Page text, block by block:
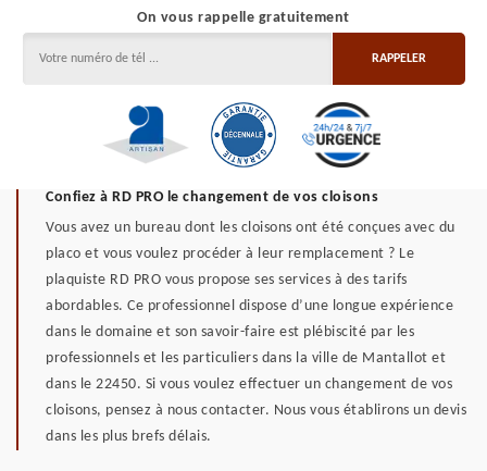
On vous rappelle gratuitement
Confiez à RD PRO le changement de vos cloisons
Vous avez un bureau dont les cloisons ont été conçues avec du
placo et vous voulez procéder à leur remplacement ? Le
plaquiste RD PRO vous propose ses services à des tarifs
abordables. Ce professionnel dispose d’une longue expérience
dans le domaine et son savoir-faire est plébiscité par les
professionnels et les particuliers dans la ville de Mantallot et
dans le 22450. Si vous voulez effectuer un changement de vos
cloisons, pensez à nous contacter. Nous vous établirons un devis
dans les plus brefs délais.